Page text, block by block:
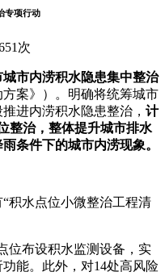
专项行动
次
城市内涝积水隐患集中整治
方案》）。明确将统筹城市
进内涝积水隐患整治， 计
整治，整体提升城市排水
条件下的城市内涝现象。
积水点位小微整治工程清
位布设积水监测设备，实
能。此外，对14处高风险